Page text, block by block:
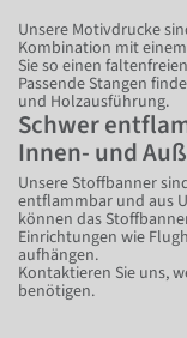
Unsere Motivdrucke
Kombination mit
Sie so einen
Passende Stangen
und Holzausführung.
Schwer
Innen- und
Unsere Stoffbanner
entflammbar und aus
können das
Einrichtungen wie
aufhängen.
Kontaktieren Sie uns,
benötigen.